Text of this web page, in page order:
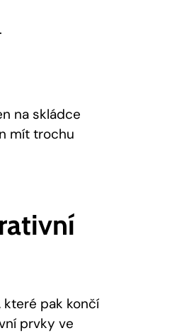
na skládce
mít trochu
pak končí
prvky ve